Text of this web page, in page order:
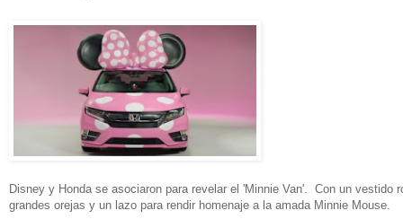
Disney y Honda se asociaron para revelar el 'Minnie Van'. Con un
grandes orejas y un lazo para rendir homenaje a la amada Minnie Mouse.